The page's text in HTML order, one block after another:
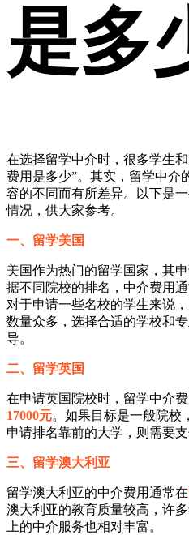
是多
在选择留学中介时，很多学生
费用是多少”。其实，留学中介
容的不同而有所差异。以下是
情况，供大家参考。
一、留学美国
美国作为热门的留学国家，其
据不同院校的排名，中介费用
对于申请一些名校的学生来说
数量众多，选择合适的学校和
导。
二、留学英国
在申请英国院校时，留学中介
17000元。如果目标是一般院校
申请排名靠前的大学，则需要支
三、留学澳大利亚
留学澳大利亚的中介费用通常在
澳大利亚的教育质量较高，许
上的中介服务也相对丰富。